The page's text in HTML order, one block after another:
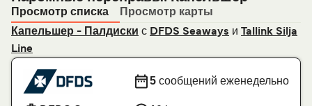
Просмотр списка
Просмотр карты
Капельшер - Палдиски с DFDS Seaways и
Tallink Silja
Line
5 сообщений еженедельно